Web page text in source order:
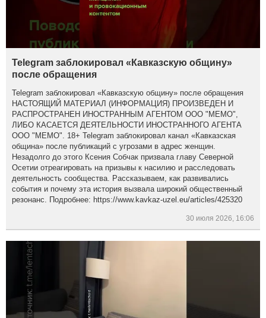
Telegram заблокировал «Кавказскую общину»
после обращения
Telegram заблокировал «Кавказскую общину» после обращения
НАСТОЯЩИЙ МАТЕРИАЛ (ИНФОРМАЦИЯ) ПРОИЗВЕДЕН И
РАСПРОСТРАНЕН ИНОСТРАННЫМ АГЕНТОМ ООО "МЕМО",
ЛИБО КАСАЕТСЯ ДЕЯТЕЛЬНОСТИ ИНОСТРАННОГО АГЕНТА
ООО "МЕМО". 18+ Telegram заблокировал канал «Кавказская
община» после публикаций с угрозами в адрес женщин.
Незадолго до этого Ксения Собчак призвала главу Северной
Осетии отреагировать на призывы к насилию и расследовать
деятельность сообщества. Рассказываем, как развивались
события и почему эта история вызвала широкий общественный
резонанс. Подробнее: https://www.kavkaz-uzel.eu/articles/425320
30 июля 2026, 16:06